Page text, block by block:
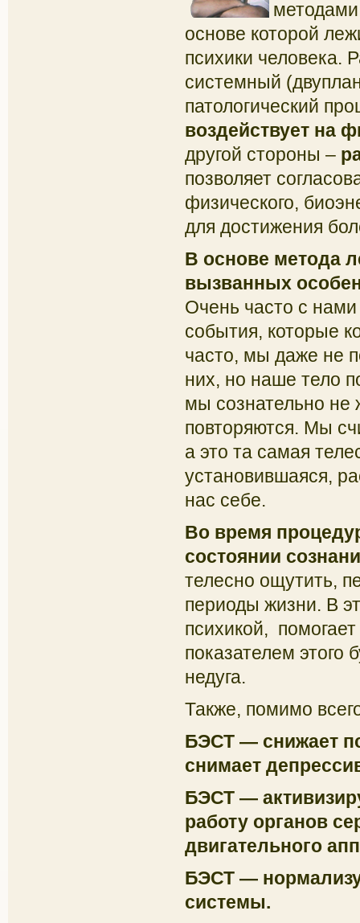
методами
основе которой
психики человека.
системный
патологический
воздействует на
другой стороны –
позволяет
физического,
для достижения
В основе метода
вызванных
Очень часто с
события, которые
часто, мы даже не
них, но наше тело
мы сознательно не
повторяются. Мы
а это та самая
установившаяся,
нас себе.
Во время
состоянии
телесно ощутить,
периоды жизни. В
психикой,
показателем этого
недуга.
Также, помимо
БЭСТ — снижает
снимает
БЭСТ —
работу органов
двигательного
БЭСТ —
системы.